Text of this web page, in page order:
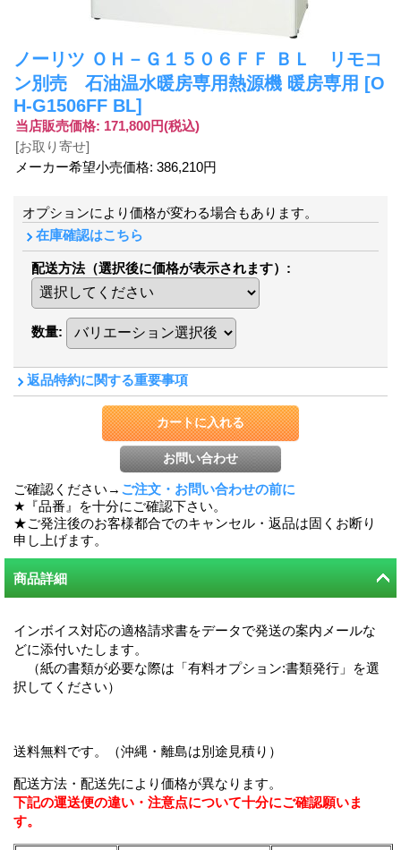
ノーリツ ＯＨ－Ｇ１５０６ＦＦ ＢＬ リモコ
ン別売 石油温水暖房専用熱源機 暖房専用 [O
H-G1506FF BL]
当店販売価格: 171,800円(税込)
[お取り寄せ]
メーカー希望小売価格: 386,210円
オプションにより価格が変わる場合もあります。
在庫確認はこちら
配送方法（選択後に価格が表示されます） :
数量:
返品特約に関する重要事項
ご確認ください→ ご注文・お問い合わせの前に
★『品番』を十分にご確認下さい。
★ご発注後のお客様都合でのキャンセル・返品は固くお断り
申し上げます。
商品詳細
インボイス対応の適格請求書をデータで発送の案内メールな
どに添付いたします。
（紙の書類が必要な際は「有料オプション:書類発行」を選
択してください）
送料無料です。（沖縄・離島は別途見積り ）
配送方法・配送先により価格が異なります。
下記の運送便の違い・注意点について十分にご確認願いま
す。